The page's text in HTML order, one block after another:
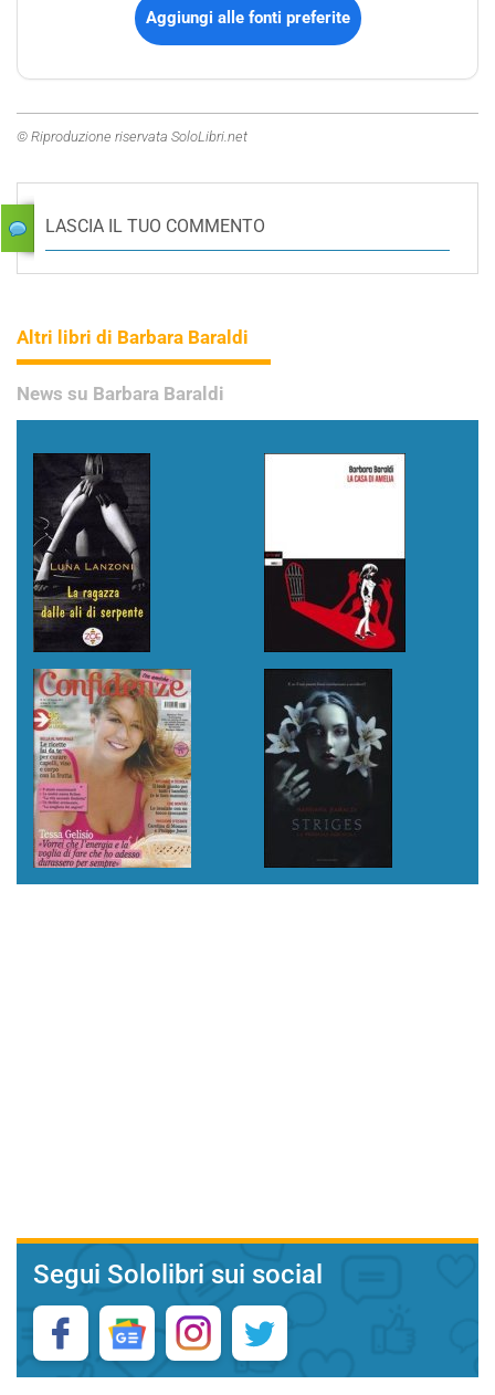
Aggiungi alle fonti preferite
© Riproduzione riservata SoloLibri.net
LASCIA IL TUO COMMENTO
Altri libri di Barbara Baraldi
News su Barbara Baraldi
Segui Sololibri sui social